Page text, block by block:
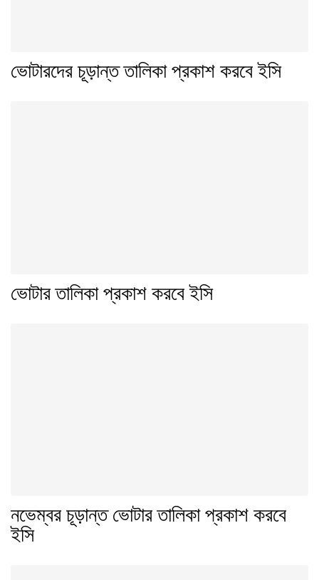
ভোটারদের চূড়ান্ত তালিকা প্রকাশ করবে ইসি
ভোটার তালিকা প্রকাশ করবে ইসি
নভেম্বর চূড়ান্ত ভোটার তালিকা প্রকাশ করবে
ইসি